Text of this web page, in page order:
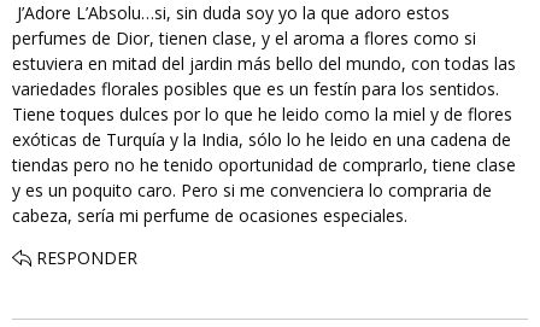
J’Adore L’Absolu…si, sin duda soy yo la que adoro estos
perfumes de Dior, tienen clase, y el aroma a flores como si
estuviera en mitad del jardin más bello del mundo, con todas las
variedades florales posibles que es un festín para los sentidos.
Tiene toques dulces por lo que he leido como la miel y de flores
exóticas de Turquía y la India, sólo lo he leido en una cadena de
tiendas pero no he tenido oportunidad de comprarlo, tiene clase
y es un poquito caro. Pero si me convenciera lo compraria de
cabeza, sería mi perfume de ocasiones especiales.
RESPONDER